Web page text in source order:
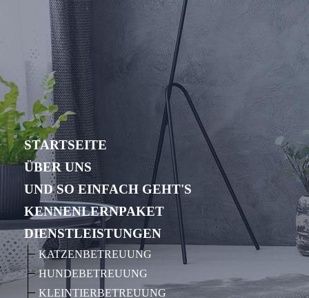
STARTSEITE
ÜBER UNS
UND SO EINFACH GEHT'S
KENNENLERNPAKET
DIENSTLEISTUNGEN
KATZENBETREUUNG
HUNDEBETREUUNG
KLEINTIERBETREUUNG